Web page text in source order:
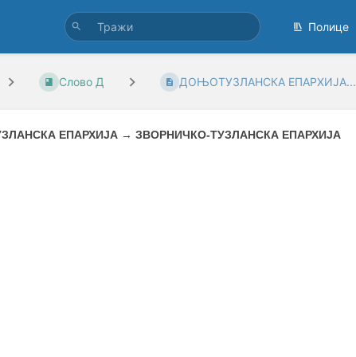
Полице
Слово Д ДОЊОТУЗЛАНСКА ЕПАРХИЈА...
ЕПАРХИЈА → ЗВОРНИЧКО-ТУЗЛАНСКА ЕПАРХИЈА